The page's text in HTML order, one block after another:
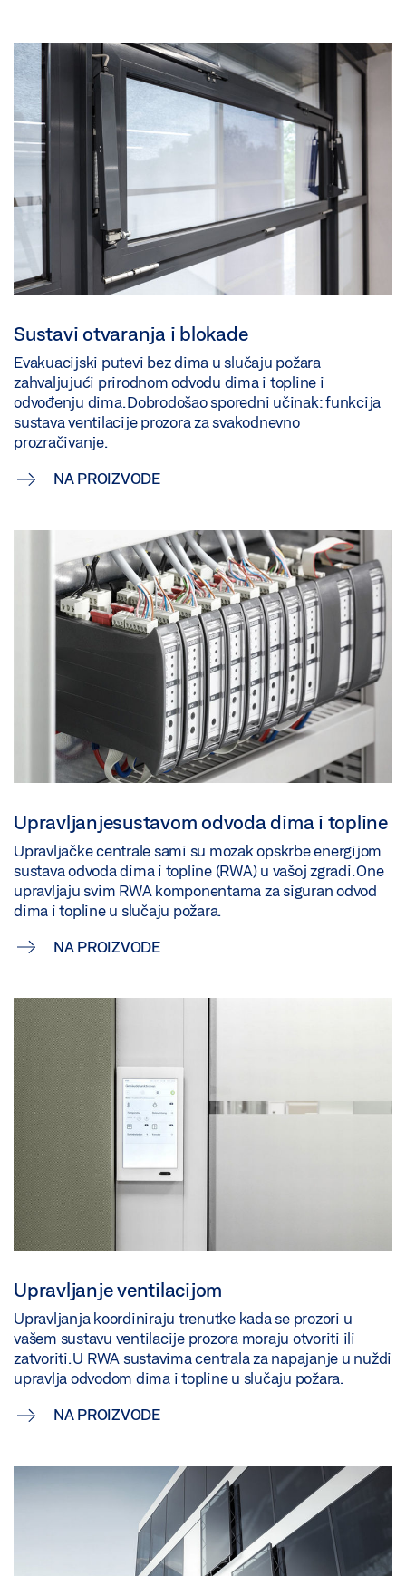
Sustavi otvaranja i blokade
Evakuacijski putevi bez dima u slučaju požara
zahvaljujući prirodnom odvodu dima i topline i
odvođenju dima. Dobrodošao sporedni učinak: funkcija
sustava ventilacije prozora za svakodnevno
prozračivanje.
NA PROIZVODE
Upravljanjesustavom odvoda dima i topline
Upravljačke centrale sami su mozak opskrbe energijom
sustava odvoda dima i topline (RWA) u vašoj zgradi. One
upravljaju svim RWA komponentama za siguran odvod
dima i topline u slučaju požara.
NA PROIZVODE
Upravljanje ventilacijom
Upravljanja koordiniraju trenutke kada se prozori u
vašem sustavu ventilacije prozora moraju otvoriti ili
zatvoriti. U RWA sustavima centrala za napajanje u nuždi
upravlja odvodom dima i topline u slučaju požara.
NA PROIZVODE